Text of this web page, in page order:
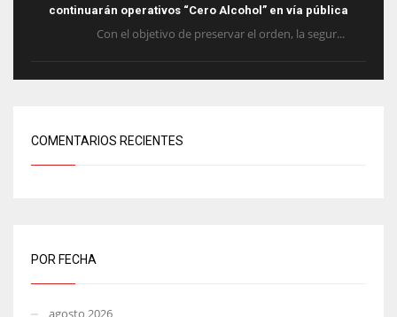
continuarán operativos “Cero Alcohol” en vía pública
Con el objetivo de preservar el orden, la segur...
COMENTARIOS RECIENTES
POR FECHA
agosto 2026